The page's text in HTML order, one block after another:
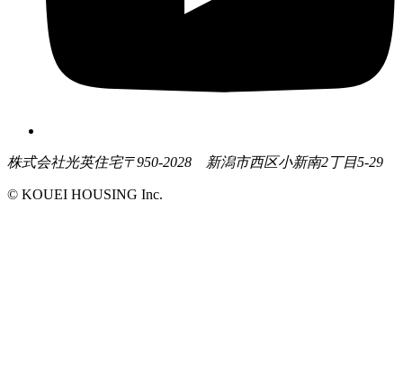
株式会社光英住宅〒950-2028 新潟市西区小新南2丁目5-29
© KOUEI HOUSING Inc.